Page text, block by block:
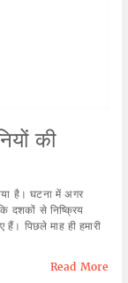
की
है। घटना में अगर
दशकों से निष्क्रिय
पिछले माह ही हमारी
Read More